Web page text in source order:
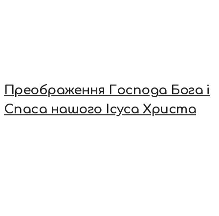
Преображення Господа Бога і
Спаса нашого Ісуса Христа